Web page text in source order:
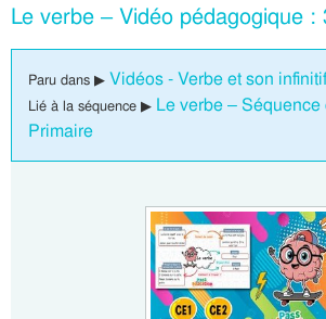
Le verbe – Vidéo pédagogique :
Paru dans ▶ Vidéos - Verbe et son
Lié à la séquence ▶ Le verbe –
Primaire